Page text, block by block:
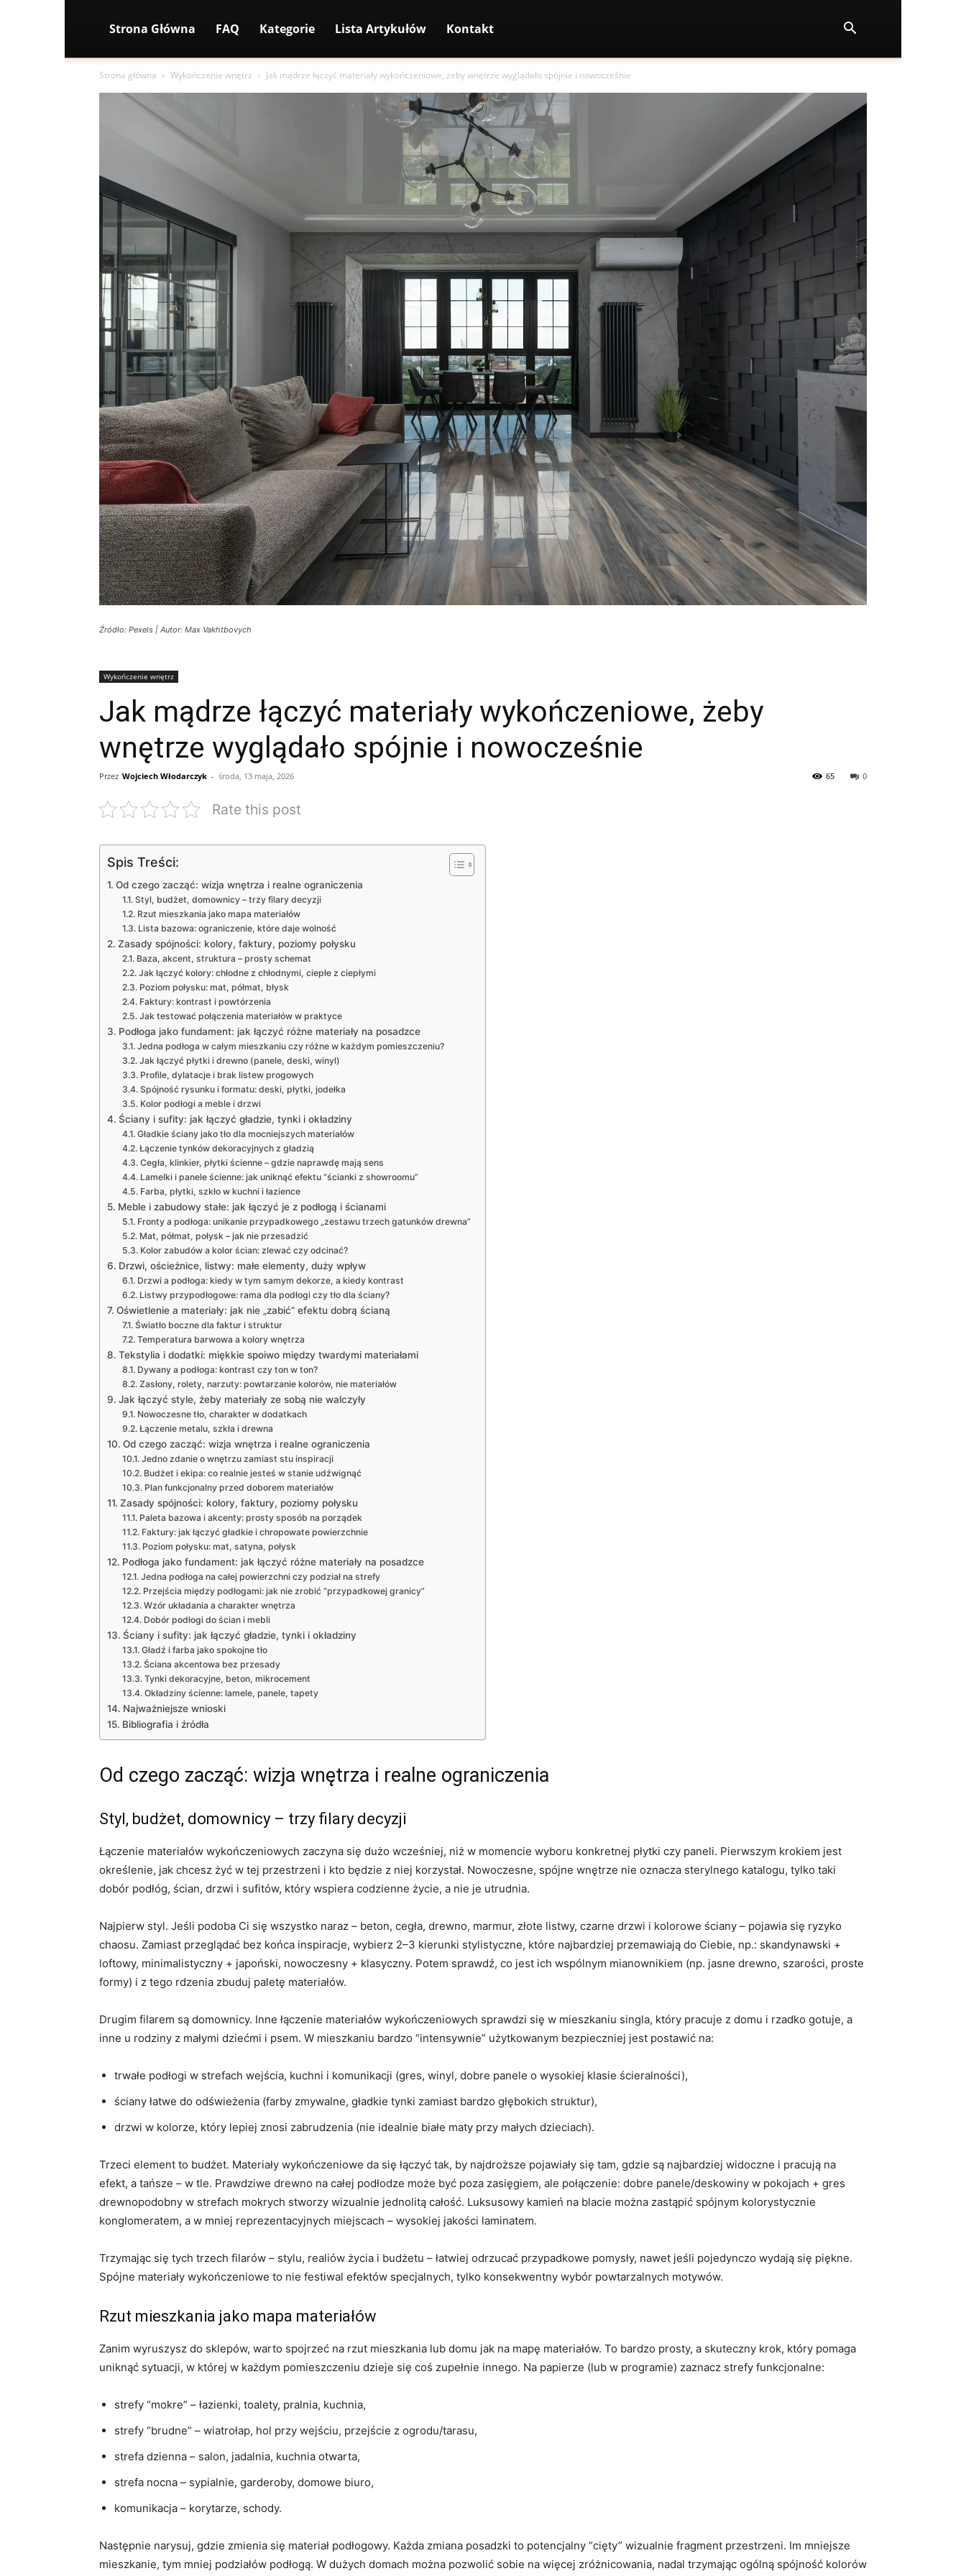
Strona Główna FAQ Kategorie Lista Artykułów Kontakt
Strona główna Wykończenie wnętrz Jak mądrze łączyć materiały wykończeniowe, żeby wnętrze wyglądało spójnie i nowocześnie
Źródło: Pexels | Autor: Max Vakhtbovych
Wykończenie wnętrz
Jak mądrze łączyć materiały wykończeniowe, żeby
wnętrze wyglądało spójnie i nowocześnie
Przez Wojciech Włodarczyk - środa, 13 maja, 2026 0
65
Rate this post
Spis Treści:
Od czego zacząć: wizja wnętrza i realne ograniczenia
Styl, budżet, domownicy – trzy filary decyzji
Rzut mieszkania jako mapa materiałów
Lista bazowa: ograniczenie, które daje wolność
Zasady spójności: kolory, faktury, poziomy połysku
Baza, akcent, struktura – prosty schemat
Jak łączyć kolory: chłodne z chłodnymi, ciepłe z ciepłymi
Poziom połysku: mat, półmat, błysk
Faktury: kontrast i powtórzenia
Jak testować połączenia materiałów w praktyce
Podłoga jako fundament: jak łączyć różne materiały na posadzce
Jedna podłoga w całym mieszkaniu czy różne w każdym pomieszczeniu?
Jak łączyć płytki i drewno (panele, deski, winyl)
Profile, dylatacje i brak listew progowych
Spójność rysunku i formatu: deski, płytki, jodełka
Kolor podłogi a meble i drzwi
Ściany i sufity: jak łączyć gładzie, tynki i okładziny
Gładkie ściany jako tło dla mocniejszych materiałów
Łączenie tynków dekoracyjnych z gładzią
Cegła, klinkier, płytki ścienne – gdzie naprawdę mają sens
Lamelki i panele ścienne: jak uniknąć efektu “ścianki z showroomu”
Farba, płytki, szkło w kuchni i łazience
Meble i zabudowy stałe: jak łączyć je z podłogą i ścianami
Fronty a podłoga: unikanie przypadkowego „zestawu trzech gatunków drewna”
Mat, półmat, połysk – jak nie przesadzić
Kolor zabudów a kolor ścian: zlewać czy odcinać?
Drzwi, ościeżnice, listwy: małe elementy, duży wpływ
Drzwi a podłoga: kiedy w tym samym dekorze, a kiedy kontrast
Listwy przypodłogowe: rama dla podłogi czy tło dla ściany?
Oświetlenie a materiały: jak nie „zabić” efektu dobrą ścianą
Światło boczne dla faktur i struktur
Temperatura barwowa a kolory wnętrza
Tekstylia i dodatki: miękkie spoiwo między twardymi materiałami
Dywany a podłoga: kontrast czy ton w ton?
Zasłony, rolety, narzuty: powtarzanie kolorów, nie materiałów
Jak łączyć style, żeby materiały ze sobą nie walczyły
Nowoczesne tło, charakter w dodatkach
Łączenie metalu, szkła i drewna
Od czego zacząć: wizja wnętrza i realne ograniczenia
Jedno zdanie o wnętrzu zamiast stu inspiracji
Budżet i ekipa: co realnie jesteś w stanie udźwignąć
Plan funkcjonalny przed doborem materiałów
Zasady spójności: kolory, faktury, poziomy połysku
Paleta bazowa i akcenty: prosty sposób na porządek
Faktury: jak łączyć gładkie i chropowate powierzchnie
Poziom połysku: mat, satyna, połysk
Podłoga jako fundament: jak łączyć różne materiały na posadzce
Jedna podłoga na całej powierzchni czy podział na strefy
Przejścia między podłogami: jak nie zrobić “przypadkowej granicy”
Wzór układania a charakter wnętrza
Dobór podłogi do ścian i mebli
Ściany i sufity: jak łączyć gładzie, tynki i okładziny
Gładź i farba jako spokojne tło
Ściana akcentowa bez przesady
Tynki dekoracyjne, beton, mikrocement
Okładziny ścienne: lamele, panele, tapety
Najważniejsze wnioski
Bibliografia i źródła
Od czego zacząć: wizja wnętrza i realne ograniczenia
Styl, budżet, domownicy – trzy filary decyzji
Łączenie materiałów wykończeniowych zaczyna się dużo wcześniej, niż w momencie wyboru konkretnej płytki czy paneli. Pierwszym krokiem jest
określenie, jak chcesz żyć w tej przestrzeni i kto będzie z niej korzystał. Nowoczesne, spójne wnętrze nie oznacza sterylnego katalogu, tylko taki
dobór podłóg, ścian, drzwi i sufitów, który wspiera codzienne życie, a nie je utrudnia.
Najpierw styl. Jeśli podoba Ci się wszystko naraz – beton, cegła, drewno, marmur, złote listwy, czarne drzwi i kolorowe ściany – pojawia się ryzyko
chaosu. Zamiast przeglądać bez końca inspiracje, wybierz 2–3 kierunki stylistyczne, które najbardziej przemawiają do Ciebie, np.: skandynawski +
loftowy, minimalistyczny + japoński, nowoczesny + klasyczny. Potem sprawdź, co jest ich wspólnym mianownikiem (np. jasne drewno, szarości, proste
formy) i z tego rdzenia zbuduj paletę materiałów.
Drugim filarem są domownicy. Inne łączenie materiałów wykończeniowych sprawdzi się w mieszkaniu singla, który pracuje z domu i rzadko gotuje, a
inne u rodziny z małymi dziećmi i psem. W mieszkaniu bardzo “intensywnie” użytkowanym bezpieczniej jest postawić na:
trwałe podłogi w strefach wejścia, kuchni i komunikacji (gres, winyl, dobre panele o wysokiej klasie ścieralności),
ściany łatwe do odświeżenia (farby zmywalne, gładkie tynki zamiast bardzo głębokich struktur),
drzwi w kolorze, który lepiej znosi zabrudzenia (nie idealnie białe maty przy małych dzieciach).
Trzeci element to budżet. Materiały wykończeniowe da się łączyć tak, by najdroższe pojawiały się tam, gdzie są najbardziej widoczne i pracują na
efekt, a tańsze – w tle. Prawdziwe drewno na całej podłodze może być poza zasięgiem, ale połączenie: dobre panele/deskowiny w pokojach + gres
drewnopodobny w strefach mokrych stworzy wizualnie jednolitą całość. Luksusowy kamień na blacie można zastąpić spójnym kolorystycznie
konglomeratem, a w mniej reprezentacyjnych miejscach – wysokiej jakości laminatem.
Trzymając się tych trzech filarów – stylu, realiów życia i budżetu – łatwiej odrzucać przypadkowe pomysły, nawet jeśli pojedynczo wydają się piękne.
Spójne materiały wykończeniowe to nie festiwal efektów specjalnych, tylko konsekwentny wybór powtarzalnych motywów.
Rzut mieszkania jako mapa materiałów
Zanim wyruszysz do sklepów, warto spojrzeć na rzut mieszkania lub domu jak na mapę materiałów. To bardzo prosty, a skuteczny krok, który pomaga
uniknąć sytuacji, w której w każdym pomieszczeniu dzieje się coś zupełnie innego. Na papierze (lub w programie) zaznacz strefy funkcjonalne:
strefy “mokre” – łazienki, toalety, pralnia, kuchnia,
strefy “brudne” – wiatrołap, hol przy wejściu, przejście z ogrodu/tarasu,
strefa dzienna – salon, jadalnia, kuchnia otwarta,
strefa nocna – sypialnie, garderoby, domowe biuro,
komunikacja – korytarze, schody.
Następnie narysuj, gdzie zmienia się materiał podłogowy. Każda zmiana posadzki to potencjalny “cięty” wizualnie fragment przestrzeni. Im mniejsze
mieszkanie, tym mniej podziałów podłogą. W dużych domach można pozwolić sobie na więcej zróżnicowania, nadal trzymając ogólną spójność kolorów